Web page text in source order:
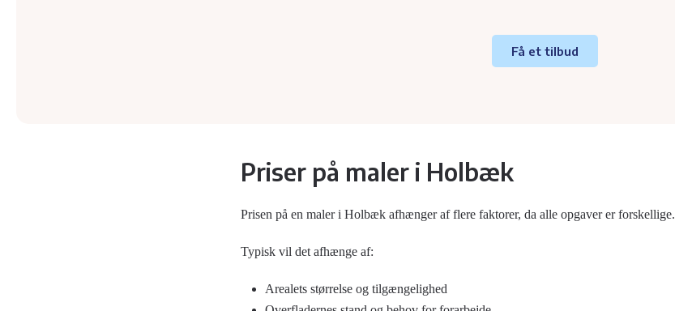
Få et tilbud
Priser på maler i Holbæk
Prisen på en maler i Holbæk afhænger af flere faktorer, da alle opgaver er forskellige.
Typisk vil det afhænge af:
Arealets størrelse og tilgængelighed